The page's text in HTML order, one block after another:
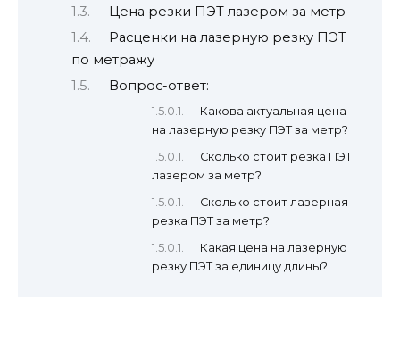
Цена резки ПЭТ лазером за метр
Расценки на лазерную резку ПЭТ
по метражу
Вопрос-ответ:
Какова актуальная цена
на лазерную резку ПЭТ за метр?
Сколько стоит резка ПЭТ
лазером за метр?
Сколько стоит лазерная
резка ПЭТ за метр?
Какая цена на лазерную
резку ПЭТ за единицу длины?